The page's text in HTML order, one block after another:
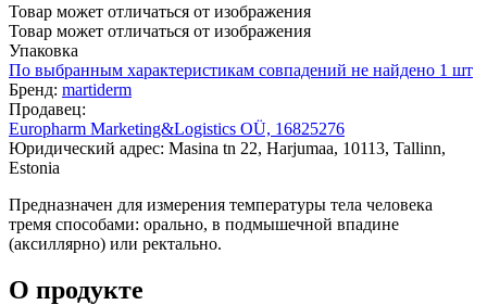
Товар может отличаться от изображения
Товар может отличаться от изображения
Упаковка
По выбранным характеристикам совпадений не найдено 1 шт
Бренд: martiderm
Продавец:
Europharm Marketing&Logistics OÜ, 16825276
Юридический адрес: Masina tn 22, Harjumaa, 10113, Tallinn,
Estonia
Предназначен для измерения температуры тела человека
тремя способами: орально, в подмышечной впадине
(аксиллярно) или ректально.
О продукте